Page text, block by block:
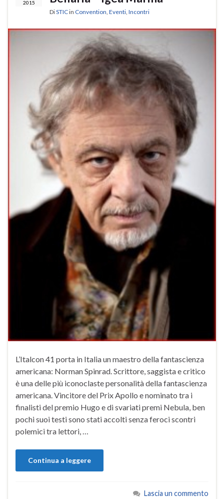
2015
DiSTICin Convention, Eventi, Incontri
L’Italcon 41 porta in Italia un maestro della fantascienza
americana: Norman Spinrad. Scrittore, saggista e critico
è una delle più iconoclaste personalità della fantascienza
americana. Vincitore del Prix Apollo e nominato tra i
finalisti del premio Hugo e di svariati premi Nebula, ben
pochi suoi testi sono stati accolti senza feroci scontri
polemici tra lettori, …
Continua a leggere
Lascia un commento